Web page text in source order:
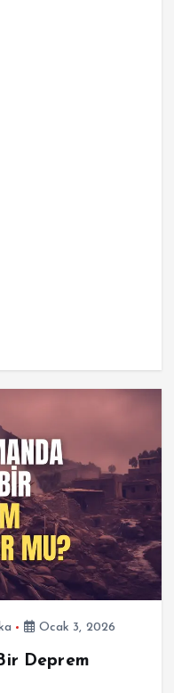
Ocak 3, 2026
Deprem